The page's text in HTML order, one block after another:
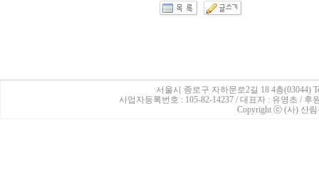
서울시 종로구 자하문로2길 18 4층(03044)
사업자등록번호 : 105-82-14237 / 대표자 : 유영초 /
Copyright ⓒ (사) 산림